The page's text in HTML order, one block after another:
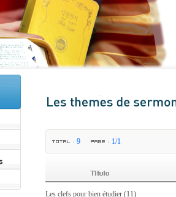
9 1/1
Les clefs pour bien étudier (11)